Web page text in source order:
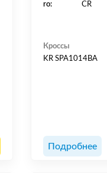
ro:
CR
Кроссы
KR SPA1014BA
Подробнее